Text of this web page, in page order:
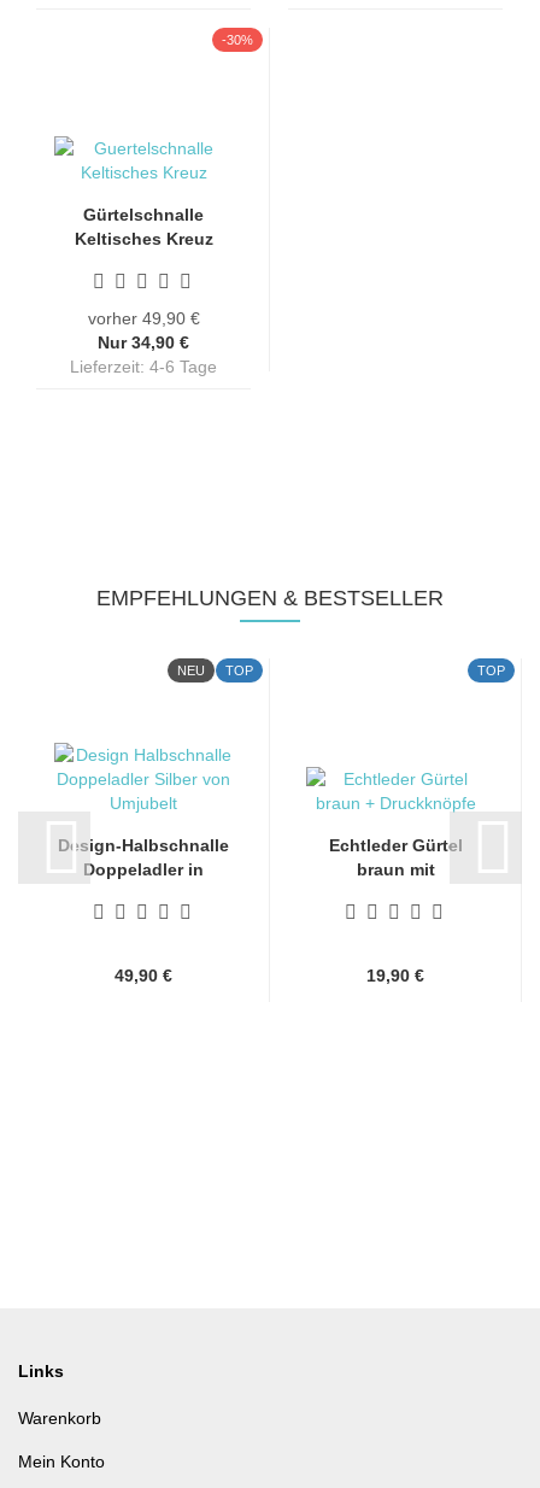
-30%
Gürtelschnalle
Keltisches Kreuz
vorher 49,90 €
Nur 34,90 €
Lieferzeit: 4-6 Tage
EMPFEHLUNGEN & BESTSELLER
NEU TOP
Design-Halbschnalle
Doppeladler in
49,90 €
TOP
Echtleder Gürtel
braun mit
19,90 €
Links
Warenkorb
Mein Konto